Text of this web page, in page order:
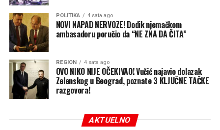
kod nas. Ne tražimo od građana strpljenje jer im se ono
traži već 20 godina — vrijeme je za konkretna djela i bolji
život u Republici Srpskoj”, zaključio je Miloš Stanišić.
Banjaluka24
POLITIKA 4 sata ago
NOVI NAPAD NERVOZE! Dodik njemačkom
ambasadoru poručio da “NE ZNA DA ČITA”
REGION 4 sata ago
OVO NIKO NIJE OČEKIVAO! Vučić najavio dolazak
Zelenskog u Beograd, poznate 3 KLJUČNE TAČKE
razgovora!
AKTUELNO